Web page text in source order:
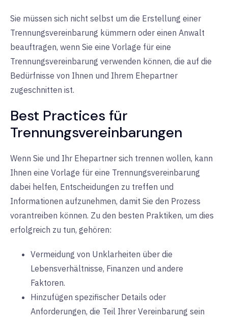
Sie müssen sich nicht selbst um die Erstellung einer
Trennungsvereinbarung kümmern oder einen Anwalt
beauftragen, wenn Sie eine Vorlage für eine
Trennungsvereinbarung verwenden können, die auf die
Bedürfnisse von Ihnen und Ihrem Ehepartner
zugeschnitten ist.
Best Practices für
Trennungsvereinbarungen
Wenn Sie und Ihr Ehepartner sich trennen wollen, kann
Ihnen eine Vorlage für eine Trennungsvereinbarung
dabei helfen, Entscheidungen zu treffen und
Informationen aufzunehmen, damit Sie den Prozess
vorantreiben können. Zu den besten Praktiken, um dies
erfolgreich zu tun, gehören:
Vermeidung von Unklarheiten über die
Lebensverhältnisse, Finanzen und andere
Faktoren.
Hinzufügen spezifischer Details oder
Anforderungen, die Teil Ihrer Vereinbarung sein